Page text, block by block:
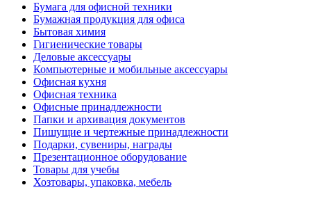
Бумага для офисной техники
Бумажная продукция для офиса
Бытовая химия
Гигиенические товары
Деловые аксессуары
Компьютерные и мобильные аксессуары
Офисная кухня
Офисная техника
Офисные принадлежности
Папки и архивация документов
Пишущие и чертежные принадлежности
Подарки, сувениры, награды
Презентационное оборудование
Товары для учебы
Хозтовары, упаковка, мебель